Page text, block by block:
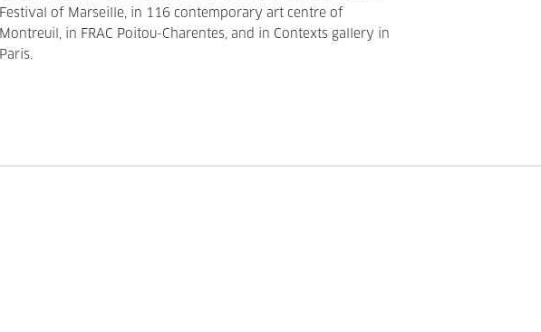
Festival of Marseille, in 116 contemporary art centre of
Montreuil, in FRAC Poitou-Charentes, and in Contexts gallery in
Paris.